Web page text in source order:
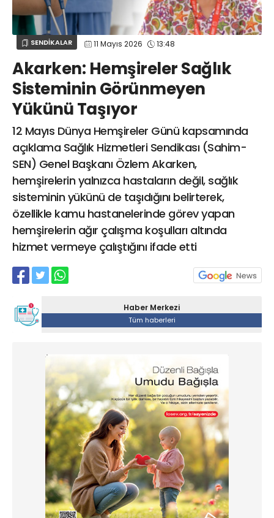
SENDİKALAR 11 Mayıs 2026 13:48
Akarken: Hemşireler Sağlık
Sisteminin Görünmeyen
Yükünü Taşıyor
12 Mayıs Dünya Hemşireler Günü kapsamında
açıklama Sağlık Hizmetleri Sendikası (Sahim-
SEN) Genel Başkanı Özlem Akarken,
hemşirelerin yalnızca hastaların değil, sağlık
sisteminin yükünü de taşıdığını belirterek,
özellikle kamu hastanelerinde görev yapan
hemşirelerin ağır çalışma koşulları altında
hizmet vermeye çalıştığını ifade etti
Haber Merkezi
Tüm haberleri
GÖZ HASTALIKLARI
SAĞLIK
GASTROENTEROLOJİ
ÇOCUK SAĞLIĞI VE HASTALIKLARI
GENEL CERRAHİ
SENDİKALAR
GÖGÜS HASTALIKLARI
DERMATOLOJİ
ENDOKRİNOLOJİ
NÖROLOJİ
ORTOPEDİ VE TRAVMATOLOJİ
DAHİLİYE
FİZİK TEDAVİ VE REHABİLİTASYON
Web TV Galeri Yazarlar
sagliktabugun@gmail.com